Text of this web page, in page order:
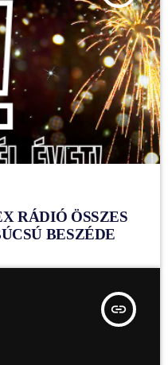
RÁDIÓ ÖSSZES
BESZÉDE
insert_link